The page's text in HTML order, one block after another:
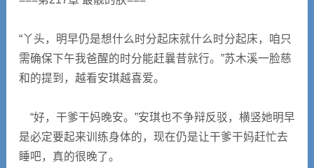
“丫头，明早仍是想什么时分起床就什么时分起床，咱只
需确保下午我爸醒的时分能赶曩昔就行。”苏木溪一脸慈
和的提到，越看安琪越喜爱。
“好，干爹干妈晚安。”安琪也不争辩反驳，横竖她明早
是必定要起来训练身体的，现在仍是让干爹干妈赶忙去
睡吧，真的很晚了。